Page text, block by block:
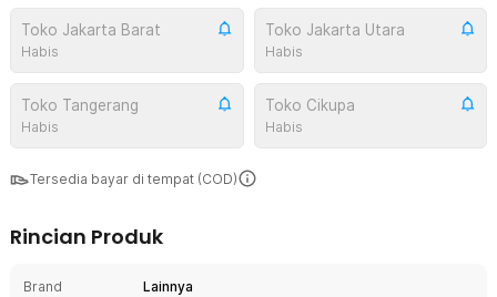
Toko Jakarta Barat
Habis
Toko Jakarta Utara
Habis
Toko Tangerang
Habis
Toko Cikupa
Habis
Tersedia bayar di tempat (COD)
Rincian Produk
Brand
Lainnya